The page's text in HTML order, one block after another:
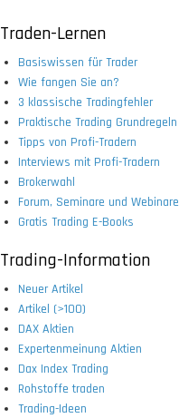
Traden-Lernen
Basiswissen für Trader
Wie fangen Sie an?
3 klassische Tradingfehler
Praktische Trading Grundregeln
Tipps von Profi-Tradern
Interviews mit Profi-Tradern
Brokerwahl
Forum, Seminare und Webinare
Gratis Trading E-Books
Trading-Information
Neuer Artikel
Artikel (>100)
DAX Aktien
Expertenmeinung Aktien
Dax Index Trading
Rohstoffe traden
Trading-Ideen